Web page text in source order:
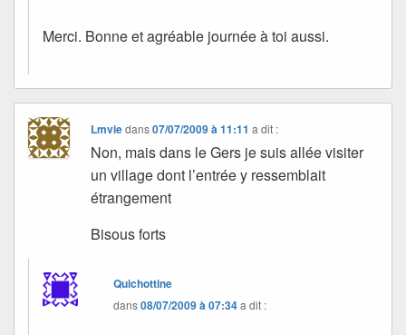
Merci. Bonne et agréable journée à toi aussi.
Lmviedans07/07/2009 à 11:11 a dit :
Non, mais dans le Gers je suis allée visiter
un village dont l’entrée y ressemblait
étrangement
Bisous forts
Quichottine
dans08/07/2009 à 07:34a dit :